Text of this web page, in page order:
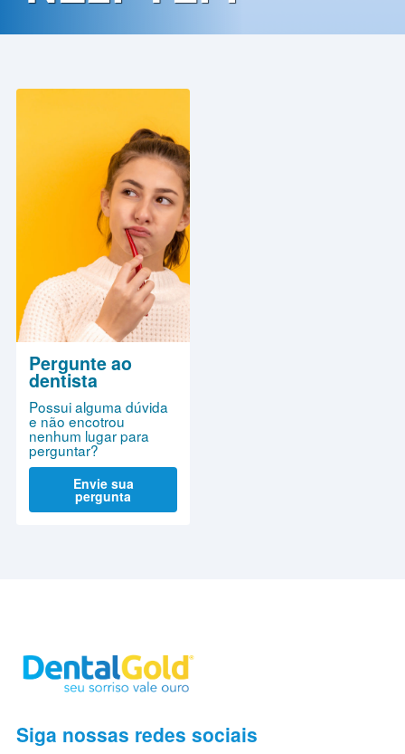
de
Pergunte ao
dentista
Possui alguma dúvida
e não encotrou
nenhum lugar para
perguntar?
Envie sua
pergunta
Siga nossas redes sociais